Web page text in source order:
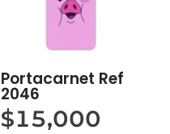
Portacarnet Ref
2046
$15,000